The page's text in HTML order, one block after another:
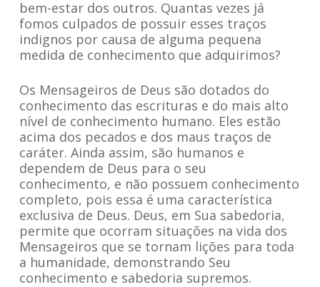
bem-estar dos outros. Quantas vezes já
fomos culpados de possuir esses traços
indignos por causa de alguma pequena
medida de conhecimento que adquirimos?
Os Mensageiros de Deus são dotados do
conhecimento das escrituras e do mais alto
nível de conhecimento humano. Eles estão
acima dos pecados e dos maus traços de
caráter. Ainda assim, são humanos e
dependem de Deus para o seu
conhecimento, e não possuem conhecimento
completo, pois essa é uma característica
exclusiva de Deus. Deus, em Sua sabedoria,
permite que ocorram situações na vida dos
Mensageiros que se tornam lições para toda
a humanidade, demonstrando Seu
conhecimento e sabedoria supremos.